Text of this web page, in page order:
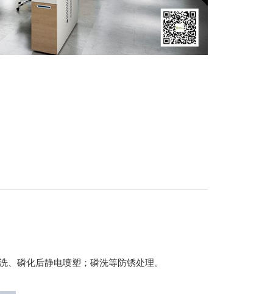
磷化后静电喷塑；磷洗等防锈处理。